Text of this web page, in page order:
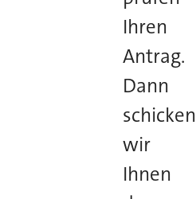
Ihren
Antrag.
Dann
schicken
wir
Ihnen